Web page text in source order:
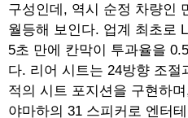
구성인데, 역시 순정 차량인
월등해 보인다. 업계 최초로
5초 만에 칸막이 투과율을
다. 리어 시트는 24방향 조절
적의 시트 포지션을 구현하
야마하의 31 스피커로 엔터